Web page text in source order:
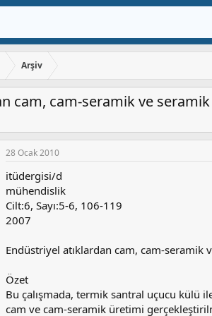
Arşiv
cam, cam-seramik ve
28 Ocak 2010
itüdergisi/d
mühendislik
Cilt:6, Sayı:5-6, 106-119
2007
Endüstriyel atıklardan cam, cam-seramik
Özet
Bu çalışmada, termik santral uçucu külü
cam ve cam-seramik üretimi